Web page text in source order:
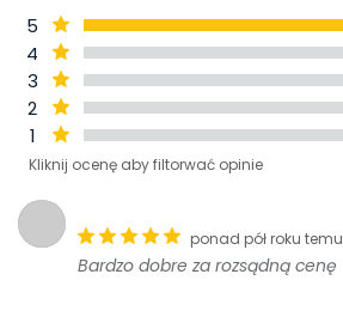
5
4
3
2
1
Kliknij ocenę aby filtorwać opinie
ponad pół roku temu
Bardzo dobre za rozsądną cenę